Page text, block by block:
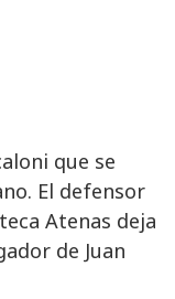
que se
El defensor
Atenas deja
de Juan